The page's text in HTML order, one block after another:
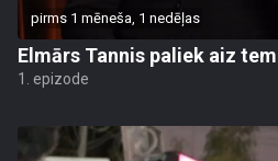
pirms 1 mēneša, 1 nedēļas
Elmārs Tannis paliek aiz
1. epizode